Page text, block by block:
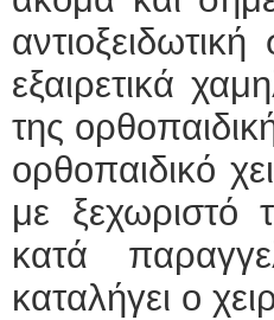
εξαιρετικά
της
ορθοπαιδικό
με ξεχωριστό
κατά
καταλήγει ο